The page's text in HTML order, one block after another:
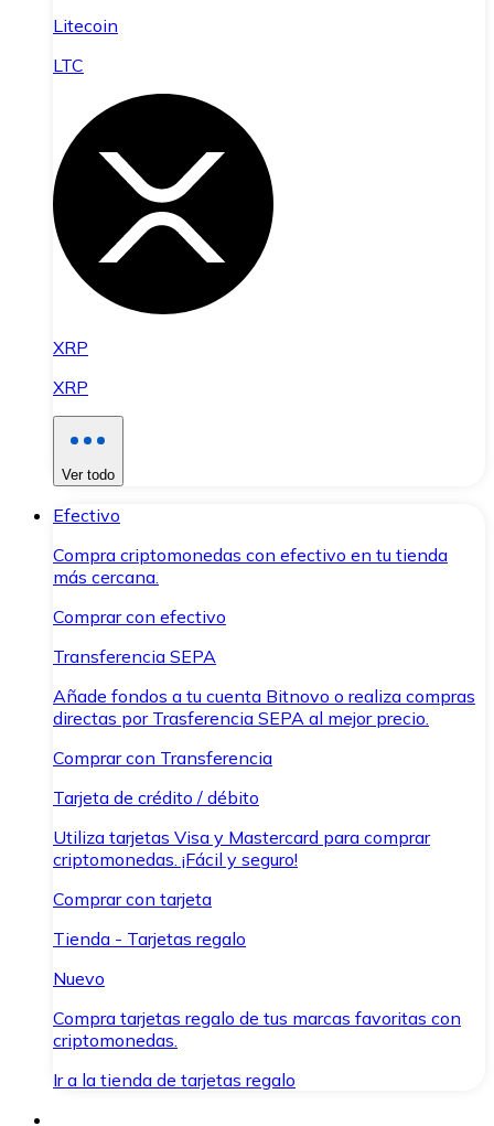
Litecoin
LTC
XRP
XRP
Ver todo
Efectivo
Compra criptomonedas con efectivo en tu tienda
más cercana.
Comprar con efectivo
Transferencia SEPA
Añade fondos a tu cuenta Bitnovo o realiza compras
directas por Trasferencia SEPA al mejor precio.
Comprar con Transferencia
Tarjeta de crédito / débito
Utiliza tarjetas Visa y Mastercard para comprar
criptomonedas. ¡Fácil y seguro!
Comprar con tarjeta
Tienda - Tarjetas regalo
Nuevo
Compra tarjetas regalo de tus marcas favoritas con
criptomonedas.
Ir a la tienda de tarjetas regalo